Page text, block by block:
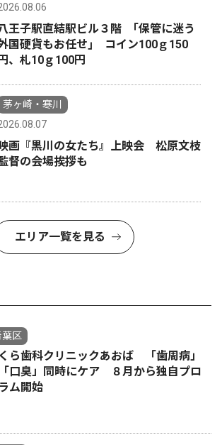
王子駅直結駅ビル３階 ｢保管に迷う
国硬貨もお任せ｣ コイン100ｇ150
円、札10ｇ100円
茅ヶ崎・寒川
画『黒川の女たち』上映会 松原文枝
督の会場挨拶も
エリア一覧を見る
葉区
ら歯科クリニックあおば 「歯周病」
口臭」同時にケア ８月から独自プロ
ム開始